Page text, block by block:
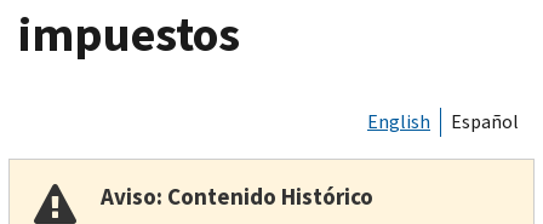
impuestos
English Español
Aviso: Contenido Histórico